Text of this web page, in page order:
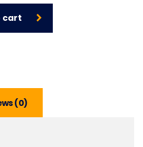
cart
(0)